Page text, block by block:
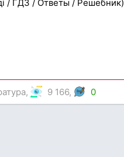
/ ГДЗ / Ответы / Решебник)
, 9 166, 0